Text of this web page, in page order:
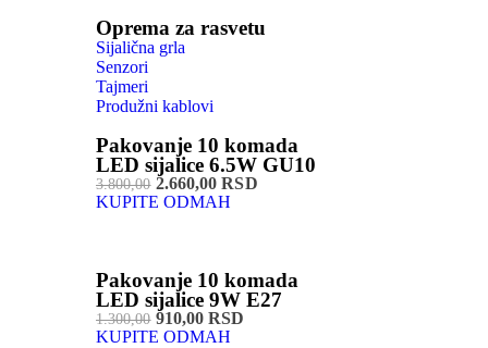
Oprema za rasvetu
Sijalična grla
Senzori
Tajmeri
Produžni kablovi
Pakovanje 10 komada
LED sijalice 6.5W GU10
3.800,002.660,00 RSD
KUPITE ODMAH
Pakovanje 10 komada
LED sijalice 9W E27
1.300,00910,00 RSD
KUPITE ODMAH